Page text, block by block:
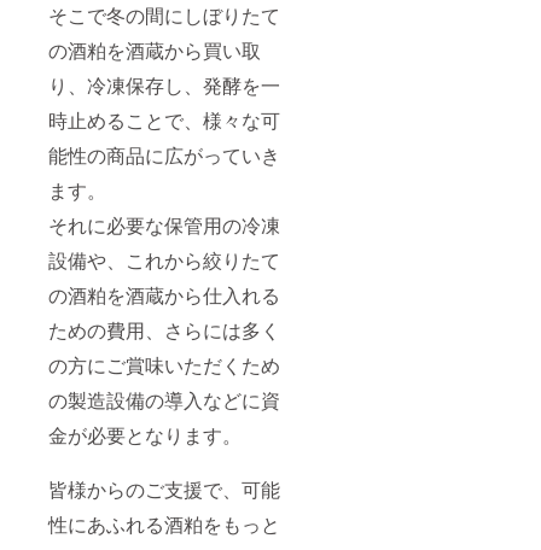
そこで冬の間にしぼりたて
の酒粕を酒蔵から買い取
り、冷凍保存し、発酵を一
時止めることで、様々な可
能性の商品に広がっていき
ます。
それに必要な保管用の冷凍
設備や、これから絞りたて
の酒粕を酒蔵から仕入れる
ための費用、さらには多く
の方にご賞味いただくため
の製造設備の導入などに資
金が必要となります。
皆様からのご支援で、可能
性にあふれる酒粕をもっと